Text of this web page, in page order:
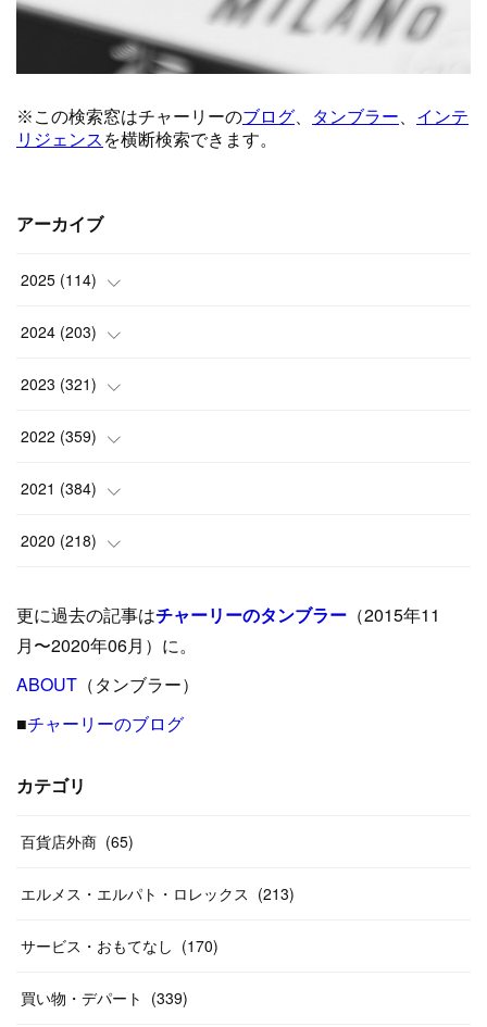
アーカイブ
2025 (114)
(1)
(8)
(6)
(9 )
( 5 )
( 15
(24)
(8 )
(17
(12)
2024 (203)
(24)
(10)
(18)
(17)
)
(12)
19)
(13
(14)
2023 (321)
(25)
(17)
(35)
(33 )
(26)
27)
(29
(24)
(26
2022 (359)
(42)
(37)
(31)
(31)
31
(26
(20)
(14
(46
2021 (384)
(9)
(39)
( 23)
40
(55
(38)
(20
(31
58)
2020 (218)
(24)
( 42)
(33
(46)
(20
更に過去の記事はチャーリーのタンブラー （2015年11
月〜2020年06月）に。
ABOUT （タンブラー）
■チャーリーのブログ
カテゴリ
百貨店外商 (65)
エルメス・エルパト・ロレックス (213)
サービス・おもてなし (170)
買い物・デパート (339)